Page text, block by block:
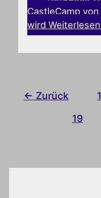
CastleCamp
wird
← Zurück 1
19